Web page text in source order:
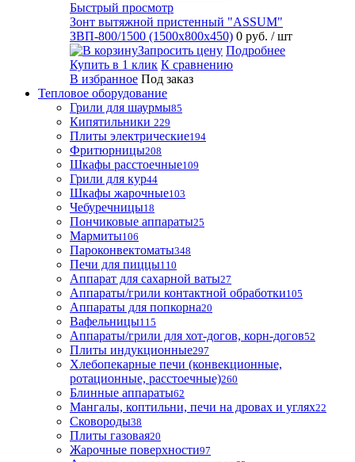
Быстрый просмотр
Зонт вытяжной пристенный "ASSUM"
ЗВП-800/1500 (1500х800х450) 0 руб. / шт
Запросить цену Подробнее
Купить в 1 клик К сравнению
В избранное Под заказ
Тепловое оборудование
Грили для шаурмы85
Кипятильники 229
Плиты электрические194
Фритюрницы208
Шкафы расстоечные109
Грили для кур44
Шкафы жарочные103
Чебуречницы18
Пончиковые аппараты25
Мармиты106
Пароконвектоматы348
Печи для пиццы110
Аппарат для сахарной ваты27
Аппараты/грили контактной обработки105
Аппараты для попкорна20
Вафельницы115
Аппараты/грили для хот-догов, корн-догов52
Плиты индукционные297
Хлебопекарные печи (конвекционные,
ротационные, расстоечные)260
Блинные аппараты62
Мангалы, коптильни, печи на дровах и углях22
Сковороды38
Плиты газовая20
Жарочные поверхности97